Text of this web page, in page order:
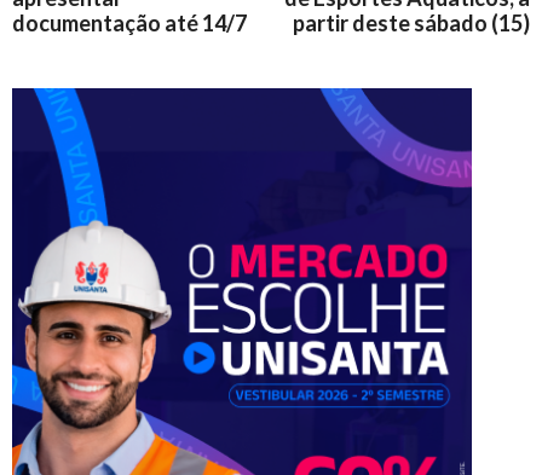
documentação até 14/7
partir deste sábado (15)